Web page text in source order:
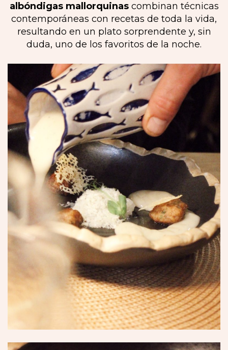
albóndigas mallorquinascombinan técnicas
contemporáneas con recetas de toda la vida,
resultando en un plato sorprendente y, sin
duda, uno de los favoritos de la noche.